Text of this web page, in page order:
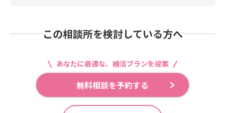
この相談所を検討している方へ
あなたに最適な、婚活プランを提案
無料相談を予約する